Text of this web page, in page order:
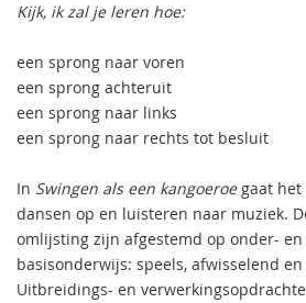
Kijk, ik zal je leren hoe:
een sprong naar voren
een sprong achteruit
een sprong naar links
een sprong naar rechts tot besluit
In Swingen als een kangoeroegaat het
dansen op en luisteren naar muziek.
omlijsting zijn afgestemd op onder-
basisonderwijs: speels, afwisselend
Uitbreidings- en